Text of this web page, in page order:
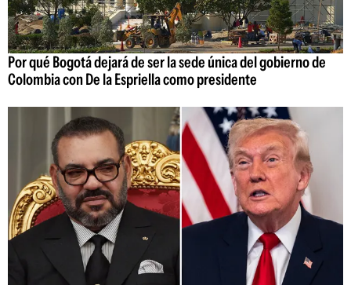
Por qué Bogotá dejará de ser la sede única del gobierno de
Colombia con De la Espriella como presidente